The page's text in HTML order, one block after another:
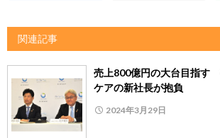
関連記事
売上800億円の大台目指す
ケアの新社長が抱負
2024年3月29日